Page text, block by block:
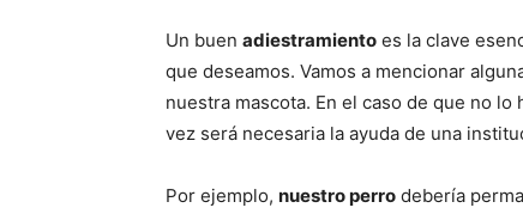
Un buen adiestramiento es la clave
que deseamos. Vamos a mencionar
nuestra mascota. En el caso de que no
vez será necesaria la ayuda de una
Por ejemplo, nuestro perro debería